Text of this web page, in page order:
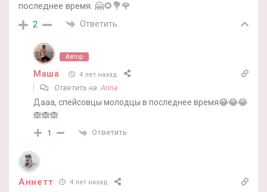
последнее время. 🤗🌻💐🌹
2 Ответить
Автор
Маша 4 лет назад
Ответить наAnna
Дааа, спейсовцы молодцы в последнее время😂😂😂
🙈🙈🙈
1 Ответить
Аннетт 4 лет назад